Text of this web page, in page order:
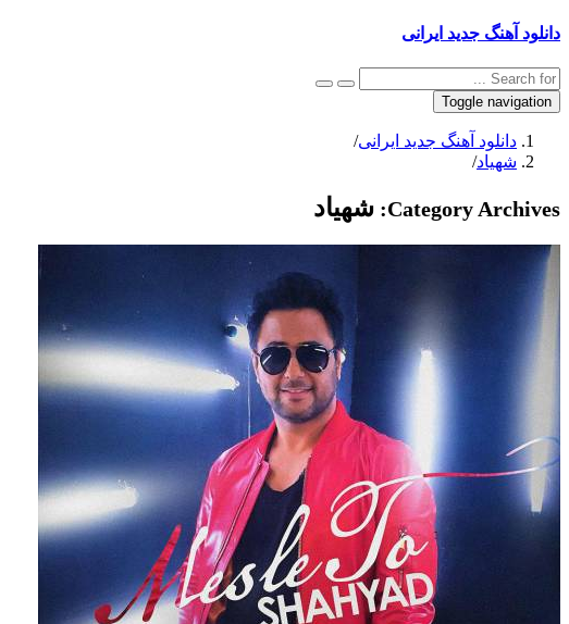
دانلود آهنگ جدید ایرانی
Toggle navigation
دانلود آهنگ جدید ایرانی/
شهیاد/
Category Archives: شهیاد